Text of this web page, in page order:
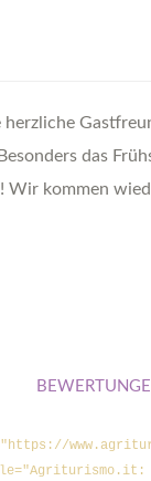
das
Wir kommen